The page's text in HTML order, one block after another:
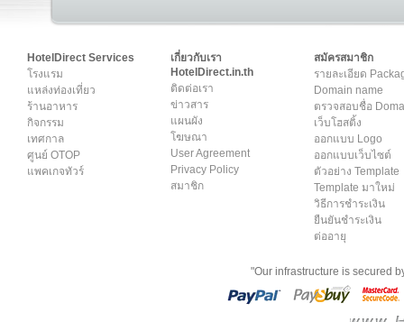
HotelDirect Services
โรงแรม
แหล่งท่องเที่ยว
ร้านอาหาร
กิจกรรม
เทศกาล
ศูนย์ OTOP
แพคเกจทัวร์
เกี่ยวกับเรา
HotelDirect.in.th
ติดต่อเรา
ข่าวสาร
แผนผัง
โฆษณา
User Agreement
Privacy Policy
สมาชิก
สมัครสมาชิก
รายละเอียด
Domain name
ตรวจสอบชื่อ
เว็บโฮสติ้ง
ออกแบบ Logo
ออกแบบเว็บไซต์
ตัวอย่าง Template
Template มาใหม่
วิธีการชำระเงิน
ยืนยันชำระเงิน
ต่ออายุ
"Our infrastructure is secured